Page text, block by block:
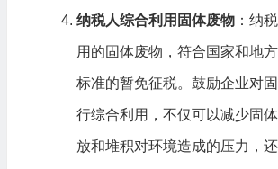
纳税人综合利用固体废物：纳
用的固体废物，符合国家和地
标准的暂免征税。鼓励企业对
行综合利用，不仅可以减少固
放和堆积对环境造成的压力，